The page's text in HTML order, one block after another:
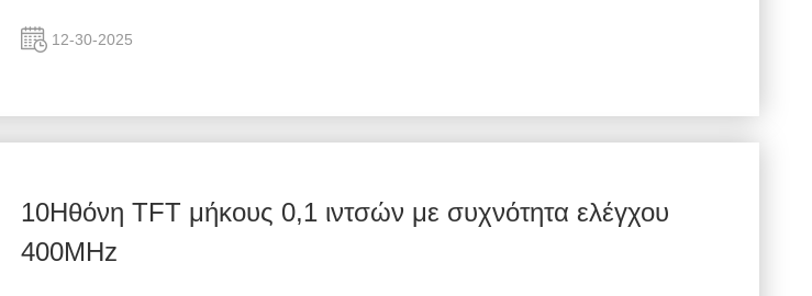
12-30-2025
10Ηθόνη TFT μήκους 0,1 ιντσών με συχνότητα ελέγχου
400MHz